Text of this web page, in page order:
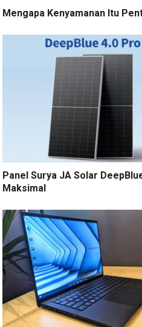
Mengapa Kenyamanan Itu
Panel Surya JA Solar
Maksimal